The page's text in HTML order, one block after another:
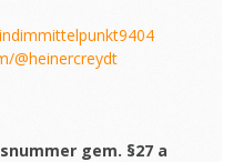
@heinercreydt
gem. §27 a